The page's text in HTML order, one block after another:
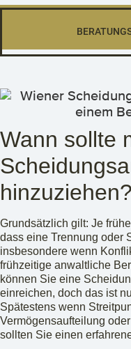
Wann sollte
hinzuziehen?
Grundsätzlich gilt: Je
dass eine Trennung oder
insbesondere wenn
frühzeitige anwaltliche
können Sie eine
einreichen, doch das ist
Spätestens wenn
Vermögensaufteilung
sollten Sie einen